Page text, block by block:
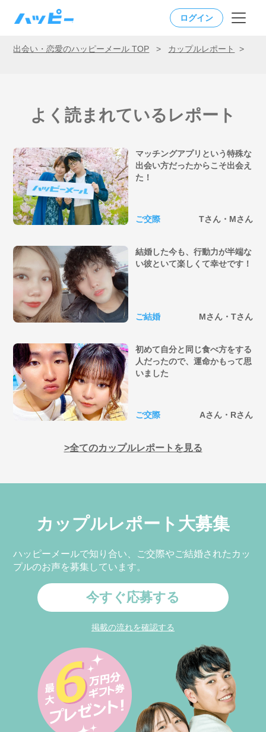
ログイン
出会い・恋愛のハッピーメール TOP > カップルレポート >
よく読まれているレポート
ご交際 Tさん・Mさん
マッチングアプリという特殊な
出会い方だったからこそ出会え
た！
ご結婚 Mさん・Tさん
結婚した今も、行動力が半端な
い彼といて楽しくて幸せです！
ご交際 Aさん・Rさん
初めて自分と同じ食べ方をする
人だったので、運命かもって思
いました
全てのカップルレポートを見る
カップルレポート大募集
ハッピーメールで知り合い、ご交際やご結婚されたカッ
プルのお声を募集しています。
今すぐ応募する
掲載の流れを確認する